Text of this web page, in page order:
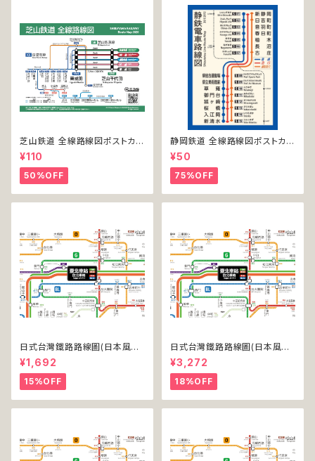
芝山鉄道 全線路線図ポストカー
ド 2020
¥110
50%OFF
静岡鉄道 全線路線図ポストカー
ド 2017
¥50
75%OFF
日式台灣鐵路路線圖(日本風台
湾鉄道路線図)(デジタル版／L
T)
¥1,692
15%OFF
日式台灣鐵路路線圖(日本風台
湾鉄道路線図)(デジタル版／LT
-NC)
¥3,272
18%OFF